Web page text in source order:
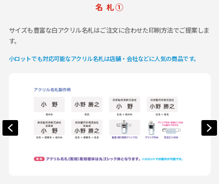
名 札①
サイズも豊富な白アクリル名札はご注文に合わせた印刷方法でご提案しま
す。
小ロットでも対応可能なアクリル名札は店舗・会社などに人気の商品です。